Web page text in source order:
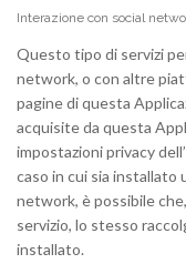
Interazione con social
Questo tipo di servizi
network, o con altre
pagine di questa
acquisite da questa
impostazioni privacy
caso in cui sia installato
network, è possibile
servizio, lo stesso
installato.